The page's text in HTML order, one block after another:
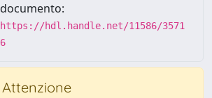
documento:
https://hdl.handle.net/11586/3571
6
Attenzione